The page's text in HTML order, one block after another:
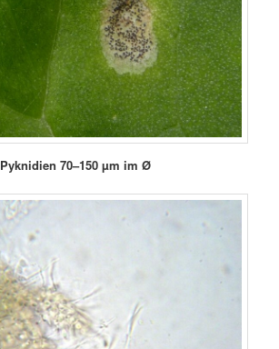
Pyknidien 70–150 µm im Ø